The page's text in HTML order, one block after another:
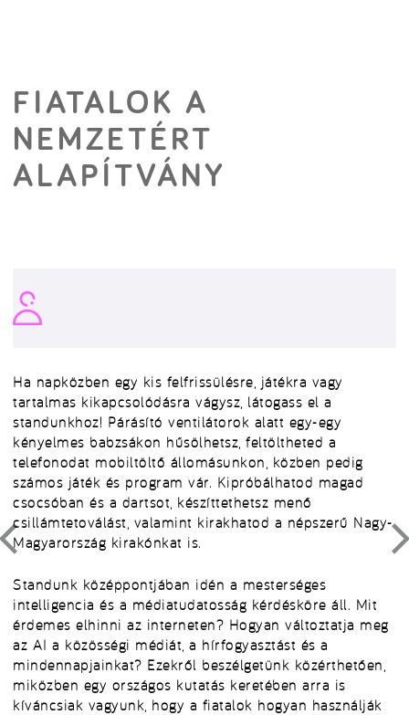
FIATALOK A
NEMZETÉRT
ALAPÍTVÁNY
Ha napközben egy kis felfrissülésre, játékra vagy
tartalmas kikapcsolódásra vágysz, látogass el a
standunkhoz! Párásító ventilátorok alatt egy-egy
kényelmes babzsákon hűsölhetsz, feltöltheted a
telefonodat mobiltöltő állomásunkon, közben pedig
számos játék és program vár. Kipróbálhatod magad
csocsóban és a dartsot, készíttethetsz menő
csillámtetoválást, valamint kirakhatod a népszerű Nagy-
Magyarország kirakónkat is.
Standunk középpontjában idén a mesterséges
intelligencia és a médiatudatosság kérdésköre áll. Mit
érdemes elhinni az interneten? Hogyan változtatja meg
az AI a közösségi médiát, a hírfogyasztást és a
mindennapjainkat? Ezekről beszélgetünk közérthetően,
miközben egy országos kutatás keretében arra is
kíváncsiak vagyunk, hogy a fiatalok hogyan használják